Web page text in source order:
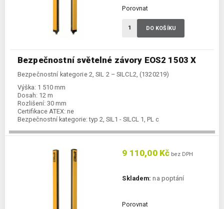
Bezpečnostní světelné závory EOS2 1503 X
Bezpečnostní kategorie 2, SIL 2 – SILCL2, (1320219)
Výška: 1 510 mm
Dosah: 12 m
Rozlišení: 30 mm
Certifikace ATEX: ne
Bezpečnostní kategorie: typ 2, SIL1 - SILCL 1, PL c
Porovnat
DO KOŠÍKU
9 110,00 Kč bez DPH
Skladem: na poptání
Porovnat